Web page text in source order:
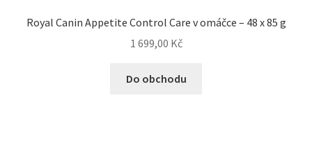
Royal Canin Appetite Control Care v omáčce – 48 x 85 g
1 699,00 Kč
Do obchodu